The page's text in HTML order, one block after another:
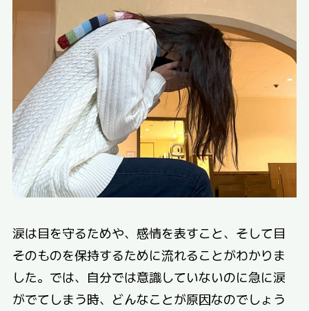
涙は目を守るためや、感情を表すこと、そして目
そのものを保持するために流れることがわかりま
した。では、自分では意識していないのに急に涙
がでてしまう時、どんなことが原因なのでしょう